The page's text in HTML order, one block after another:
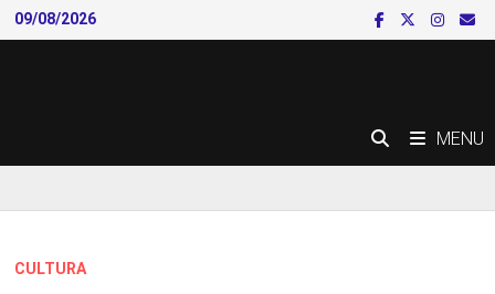
Skip
to
09/08/2026
MENU
CULTURA